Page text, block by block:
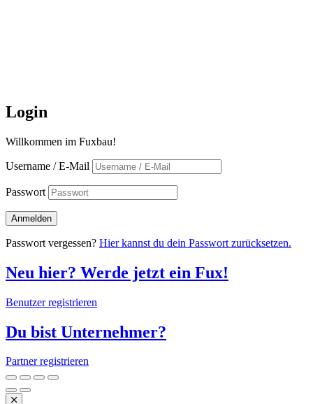
Login
Willkommen im Fuxbau!
Username / E-Mail
Passwort
Passwort vergessen? Hier kannst du dein Passwort zurücksetzen.
Neu hier? Werde jetzt ein Fux!
Benutzer registrieren
Du bist Unternehmer?
Partner registrieren